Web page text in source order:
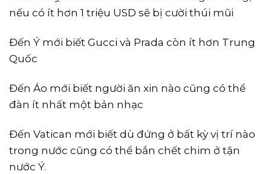
nếu có ít hơn 1 triệu USD sẽ bị cười thúi mũi
Đến Ý mới biết Gucci và Prada còn ít hơn Trung
Quốc
Đến Áo mới biết người ăn xin nào cũng có thể
đàn ít nhất một bản nhạc
Đến Vatican mới biết dù đứng ở bất kỳ vị trí nào
trong nước cũng có thể bắn chết chim ở tận
nước Ý.